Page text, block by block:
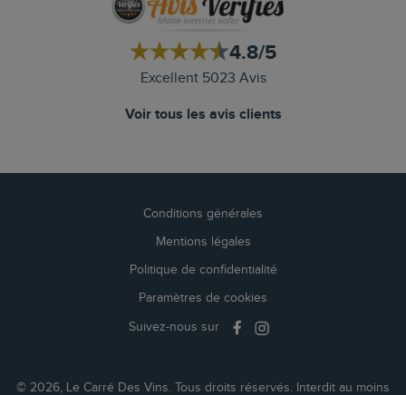
4.8/5
Excellent 5023 Avis
Voir tous les avis clients
Conditions générales
Mentions légales
Politique de confidentialité
Paramètres de cookies
Suivez-nous sur
© 2026, Le Carré Des Vins. Tous droits réservés. Interdit au moins